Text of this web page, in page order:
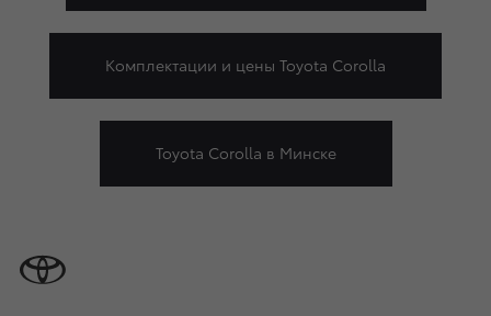
Комплектации и цены Toyota Corolla
Toyota Corolla в Минске